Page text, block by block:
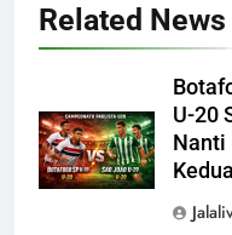
Related News
U-20
Nanti